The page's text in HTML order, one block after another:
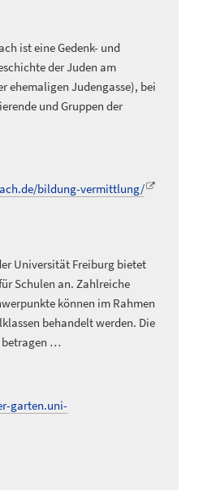
ist eine Gedenk- und
der Juden am
ehemaligen Judengasse), bei
und Gruppen der
bildung-vermittlung/
Universität Freiburg bietet
Schulen an. Zahlreiche
können im Rahmen
behandelt werden. Die
betragen …
garten.uni-